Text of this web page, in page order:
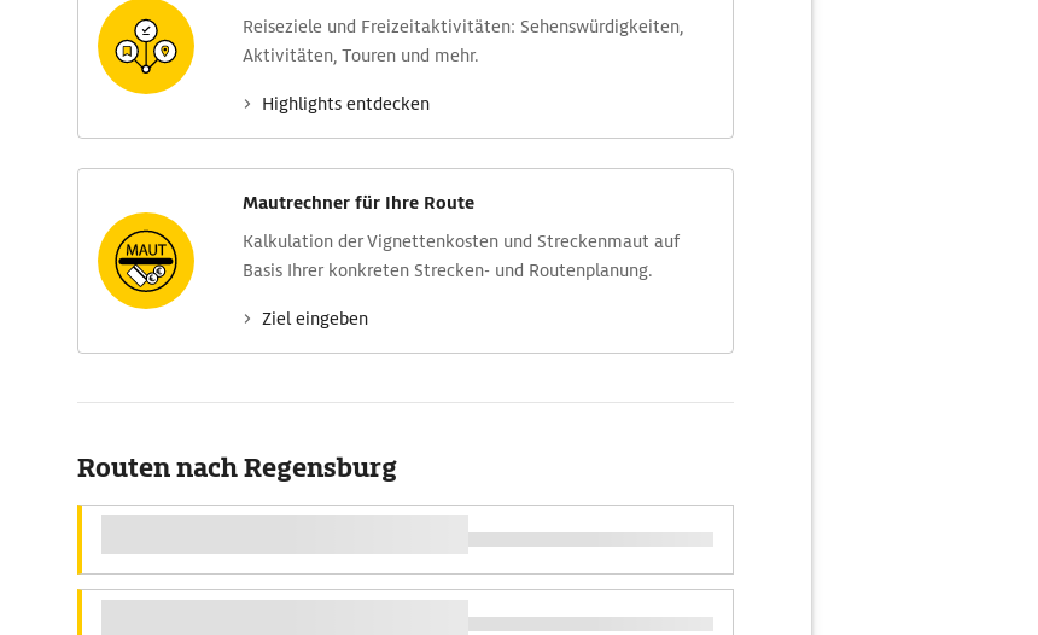
Reise­ziele und Freizeit­aktivitäten: Sehens­würdig­keiten,
Aktivitäten, Touren und mehr.
Highlights entdecken
Mautrechner für Ihre Route
Kalkulation der Vignettenkosten und Streckenmaut auf
Basis Ihrer konkreten Strecken- und Routenplanung.
Ziel eingeben
Routen nach Regensburg